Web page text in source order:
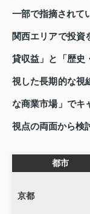
一部で指摘されて
関西エリアで投資
貸収益」と「歴史
視した長期的な視
な商業市場」でキ
視点の両面から検
都市
京都